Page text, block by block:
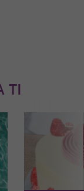
TI